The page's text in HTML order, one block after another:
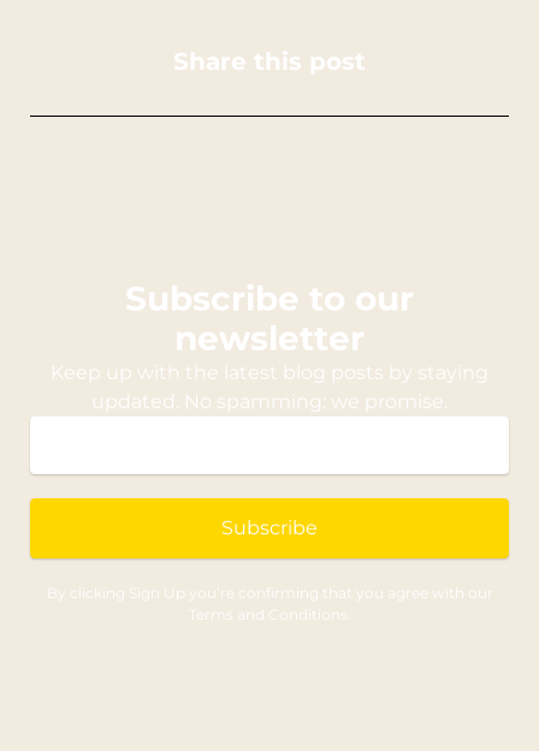
Share this post
Subscribe to our
newsletter
Keep up with the latest blog posts by staying
updated. No spamming: we promise.
Subscribe
By clicking Sign Up you’re confirming that you agree with our
Terms and Conditions.